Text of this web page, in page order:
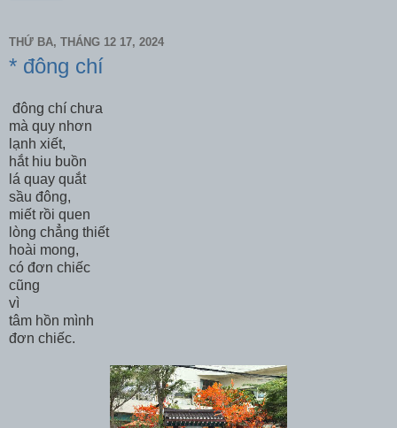
THỨ BA, THÁNG 12 17, 2024
* đông chí
đông chí chưa
mà quy nhơn
lạnh xiết,
hắt hiu buồn
lá quay quắt
sầu đông,
miết rồi quen
lòng chẳng thiết
hoài mong,
có đơn chiếc
cũng
vì
tâm hồn mình
đơn chiếc.